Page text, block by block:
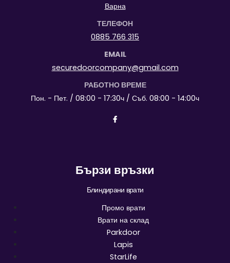
Варна
ТЕЛЕФОН
0885 766 315
EMAIL
securedoorcompany@gmail.com
РАБОТНО ВРЕМЕ
Пон. - Пет. / 08:00 - 17:30ч / Съб. 08:00 - 14:00ч
Бързи връзки
Блиндирани врати
Промо врати
Врати на склад
Parkdoor
Lapis
StarLife